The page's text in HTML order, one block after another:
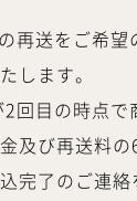
再送をご希望
します。
回目の時点で
及び再送料
完了のご連